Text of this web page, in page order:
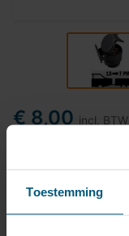
Toestemming
€ 8,00 incl. BTW